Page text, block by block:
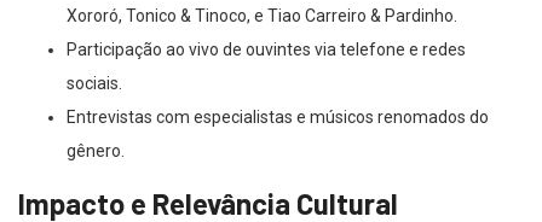
Xororó, Tonico & Tinoco, e Tiao Carreiro & Pardinho.
Participação ao vivo de ouvintes via telefone e redes
sociais.
Entrevistas com especialistas e músicos renomados do
gênero.
Impacto e Relevância Cultural